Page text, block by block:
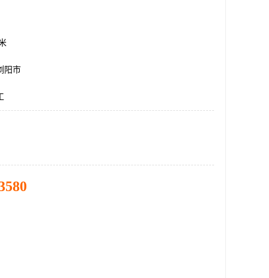
阳市